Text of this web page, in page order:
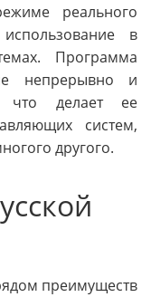
реального
в
Программа
непрерывно и
что делает ее
систем,
другого.
преимуществ